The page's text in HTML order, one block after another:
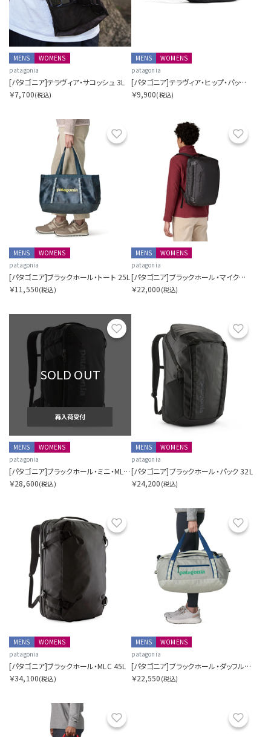
MENS
WOMENS
patagonia
[パタゴニア]テラヴィア・サコッシュ 3L
￥7,700(税込)
MENS
WOMENS
patagonia
[パタゴニア]テラヴィア・ヒップ・パック 4L
￥9,900(税込)
お気に入り
MENS
WOMENS
patagonia
[パタゴニア]ブラックホール・トート 25L
￥11,550(税込)
MENS
WOMENS
patagonia
[パタゴニア]ブラックホール・マイクロ・MLC 22L
￥22,000 (税込)
お気に入り
SOLD OUT
再入荷受付
MENS
WOMENS
patagonia
[パタゴニア]ブラックホール・ミニ・MLC 30L
￥28,600(税込)
MENS
WOMENS
patagonia
[パタゴニア]ブラックホール・パック 32L
￥24,200 (税込)
お気に入り
MENS
WOMENS
patagonia
[パタゴニア]ブラックホール・MLC 45L
￥34,100(税込)
MENS
WOMENS
patagonia
[パタゴニア]ブラックホール・ダッフル 40L
￥22,550 (税込)
お気に入り